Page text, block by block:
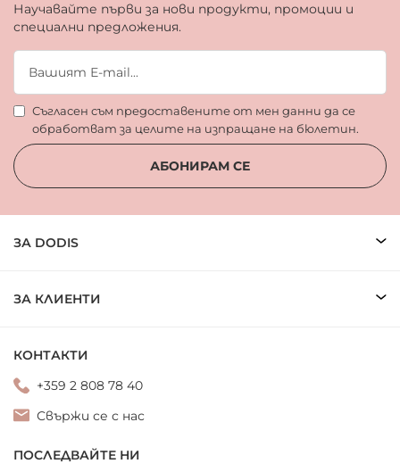
Научавайте първи за нови продукти, промоции и
специални предложения.
Съгласен съм предоставените от мен данни да се
обработват за целите на изпращане на бюлетин.
АБОНИРАМ СЕ
ЗА DODIS
ЗА КЛИЕНТИ
КОНТАКТИ
+359 2 808 78 40
Свържи се с нас
ПОСЛЕДВАЙТЕ НИ